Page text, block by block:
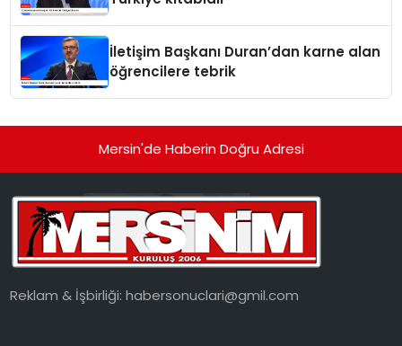
İletişim Başkanı Duran’dan karne alan
öğrencilere tebrik
Mersin'de Haberin Doğru Adresi
Reklam & İşbirliği:habersonuclari@gmil.com